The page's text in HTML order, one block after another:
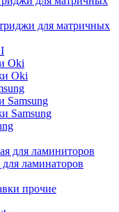
для матричных
Oki
Oki
Samsung
Samsung
для ламиниторов
ламинаторов
прочие